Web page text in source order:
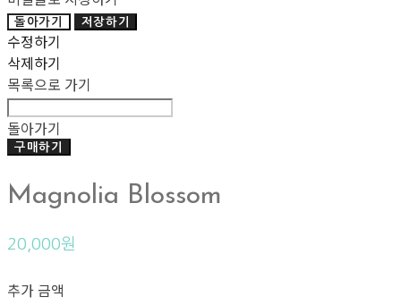
돌아가기 저장하기
수정하기
삭제하기
목록으로 가기
돌아가기
구매하기
Magnolia Blossom
20,000원
추가 금액